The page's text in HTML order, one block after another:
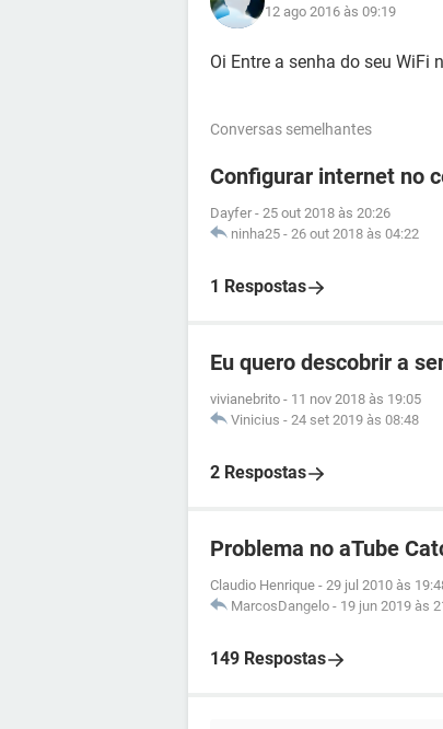
12 ago 2016 às 09:19
Oi Entre a senha do seu WiFi
Conversas semelhantes
Configurar internet no
Dayfer - 25 out 2018 às 20:26
ninha25 - 26 out 2018 às 04:22
1 Respostas
Eu quero descobrir a
vivianebrito - 11 nov 2018 às 19:05
Vinicius - 24 set 2019 às 08:48
2 Respostas
Problema no aTube
Claudio Henrique - 29 jul 2010 às
MarcosDangelo - 19 jun 2019 às
149 Respostas